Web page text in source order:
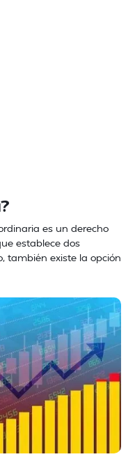
es un derecho
establece dos
también existe la opción